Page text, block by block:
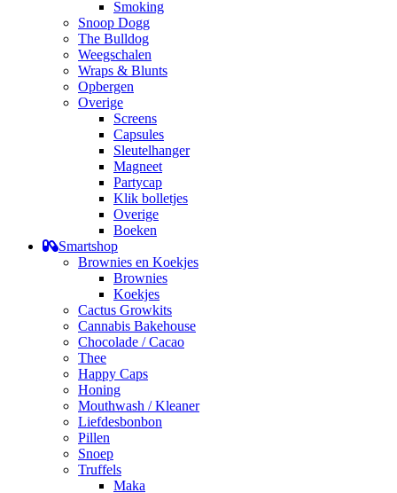
Smoking
Snoop Dogg
The Bulldog
Weegschalen
Wraps & Blunts
Opbergen
Overige
Screens
Capsules
Sleutelhanger
Magneet
Partycap
Klik bolletjes
Overige
Boeken
Smartshop
Brownies en Koekjes
Brownies
Koekjes
Cactus Growkits
Cannabis Bakehouse
Chocolade / Cacao
Thee
Happy Caps
Honing
Mouthwash / Kleaner
Liefdesbonbon
Pillen
Snoep
Truffels
Maka